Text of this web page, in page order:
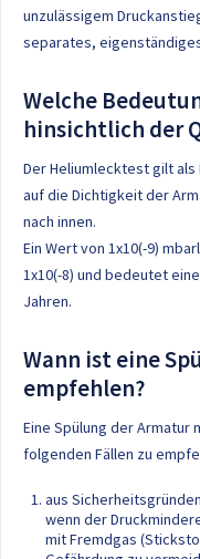
unzulässigem
separates,
Welche
hinsichtlich der
Der Heliumlecktest gilt als
auf die Dichtigkeit der
nach innen.
Ein Wert von 1x10(-9)
1x10(-8) und bedeutet
Jahren.
Wann ist eine
empfehlen?
Eine Spülung der Armatur
folgenden Fällen zu
aus
wenn der
mit Fremdgas